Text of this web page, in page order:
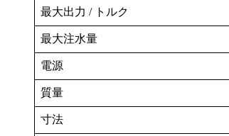
最大出力 / トルク
最大注水量
電源
質量
寸法